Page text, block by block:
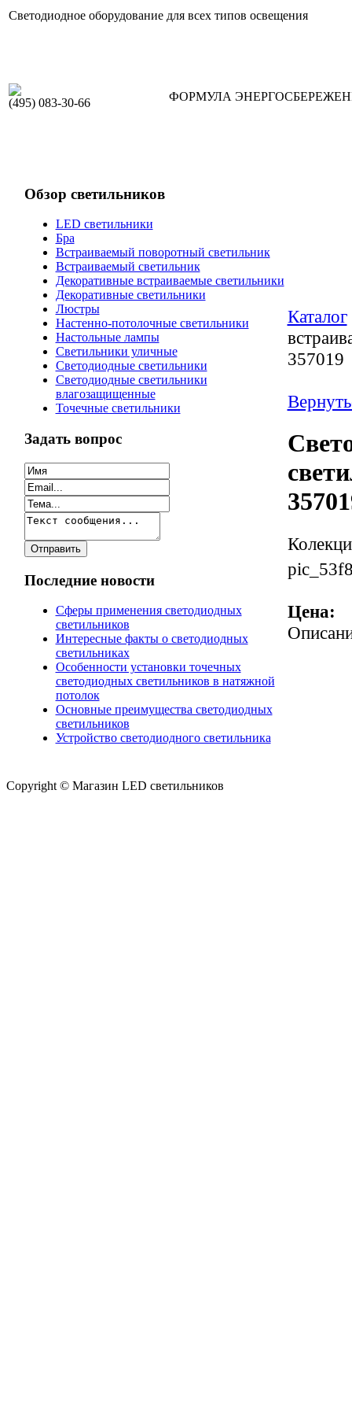
Светодиодное оборудование для всех типов освещения
(495) 083-30-66 ФОРМУЛА
Обзор светильников
LED светильники
Бра
Встраиваемый поворотный светильник
Встраиваемый светильник
Декоративные встраиваемые светильники
Декоративные светильники
Люстры
Настенно-потолочные светильники
Настольные лампы
Светильники уличные
Светодиодные светильники
Светодиодные светильники
влагозащищенные
Точечные светильники
Задать вопрос
Последние новости
Сферы применения светодиодных
светильников
Интересные факты о светодиодных
светильниках
Особенности установки точечных
светодиодных светильников в натяжной
потолок
Основные преимущества светодиодных
светильников
Устройство светодиодного светильника
Каталог
357019
Цена:
Copyright © Магазин LED светильников